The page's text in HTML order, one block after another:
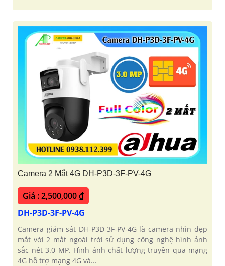
Camera 2 Mắt 4G DH-P3D-3F-PV-4G
Giá : 2,500,000 ₫
DH-P3D-3F-PV-4G
Camera giám sát DH-P3D-3F-PV-4G là camera nhìn đẹp
mắt với 2 mắt ngoài trời sử dụng công nghệ hình ảnh
sắc nét 3.0 MP. Hình ảnh chất lượng truyền qua mạng
4G hỗ trợ mạng 4G và...